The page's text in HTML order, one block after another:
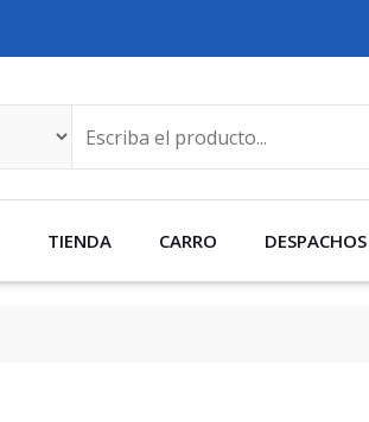
TIENDA CARRO DESPACHOS